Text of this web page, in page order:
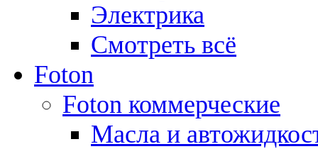
Электрика
Смотреть всё
Foton
Foton коммерческие
Масла и